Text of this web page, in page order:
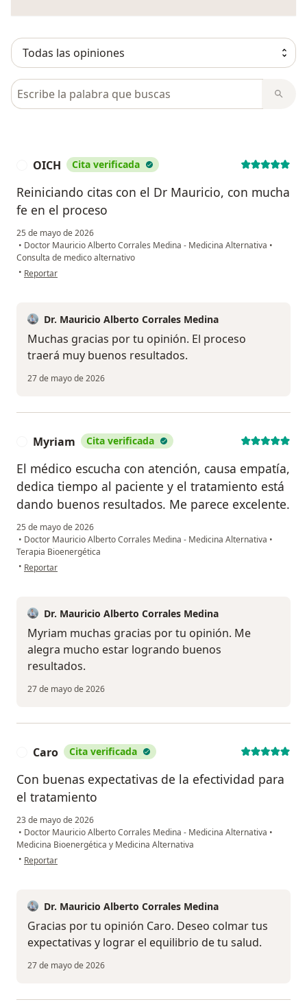
Busca en opiniones
OICH Cita verificada
Reiniciando citas con el Dr Mauricio, con mucha
fe en el proceso
25 de mayo de 2026
• Doctor Mauricio Alberto Corrales Medina - Medicina Alternativa •
Consulta de medico alternativo
• en opinión del usuario OICH
Reportar
Dr. Mauricio Alberto Corrales Medina
Muchas gracias por tu opinión. El proceso
traerá muy buenos resultados.
27 de mayo de 2026
Myriam Cita verificada
El médico escucha con atención, causa empatía,
dedica tiempo al paciente y el tratamiento está
dando buenos resultados. Me parece excelente.
25 de mayo de 2026
• Doctor Mauricio Alberto Corrales Medina - Medicina Alternativa •
Terapia Bioenergética
• en opinión del usuario Myriam
Reportar
Dr. Mauricio Alberto Corrales Medina
Myriam muchas gracias por tu opinión. Me
alegra mucho estar logrando buenos
resultados.
27 de mayo de 2026
Caro Cita verificada
Con buenas expectativas de la efectividad para
el tratamiento
23 de mayo de 2026
• Doctor Mauricio Alberto Corrales Medina - Medicina Alternativa •
Medicina Bioenergética y Medicina Alternativa
• en opinión del usuario Caro
Reportar
Dr. Mauricio Alberto Corrales Medina
Gracias por tu opinión Caro. Deseo colmar tus
expectativas y lograr el equilibrio de tu salud.
27 de mayo de 2026